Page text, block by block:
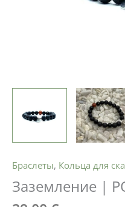
Браслеты, Кольца для
Заземление |